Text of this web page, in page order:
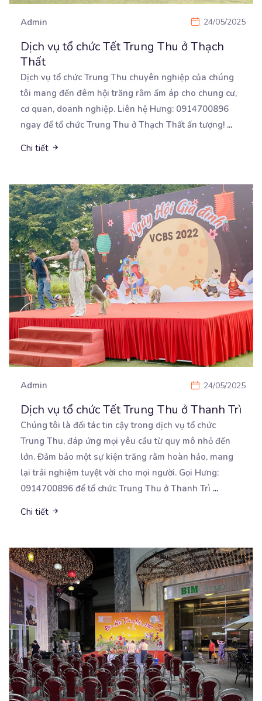
Admin 24/05/2025
Dịch vụ tổ chức Tết Trung Thu ở Thạch
Thất
Dịch vụ tổ chức Trung Thu chuyên nghiệp của chúng
tôi mang đến đêm hội trăng rằm ấm áp cho chung cư,
cơ quan, doanh nghiệp. Liên hệ Hưng: 0914700896
ngay để tổ chức Trung Thu ở Thạch Thất ấn tượng! ...
Chi tiết
Admin 24/05/2025
Dịch vụ tổ chức Tết Trung Thu ở Thanh Trì
Chúng tôi là đối tác tin cậy trong dịch vụ tổ chức
Trung Thu, đáp ứng mọi yêu cầu từ quy mô nhỏ đến
lớn. Đảm bảo một sự kiện trăng rằm hoàn hảo, mang
lại trải nghiệm tuyệt vời cho mọi người. Gọi Hưng:
0914700896 để tổ chức Trung Thu ở Thanh Trì ...
Chi tiết